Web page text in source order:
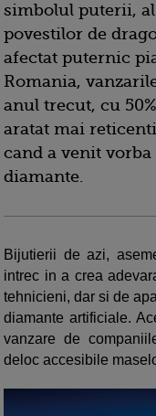
simbolul puterii,
povestilor de
afectat puternic
Romania,
anul trecut, cu
aratat mai
cand a venit
diamante.
Bijutierii de azi,
intrec in a crea
tehnicieni, dar si de
diamante artificiale.
vanzare de
deloc accesibile